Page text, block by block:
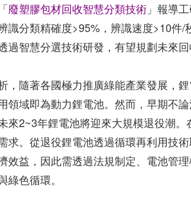
廢塑膠包材回收智慧分類技術 」報導
識分類精確度>95%，辨識速度>10件/
智慧分選技術研發，有望規劃未來回
，隨著各國極力推廣綠能產業發展，
領域即為動力鋰電池。然而，早期不
來2~3年鋰電池將迎來大規模退役潮。
求。從退役鋰電池透過循環再利用技
益，因此需透過法規制定、電池管理
色循環。